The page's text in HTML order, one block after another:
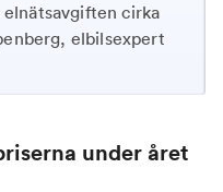
cirka
elbilsexpert
under året